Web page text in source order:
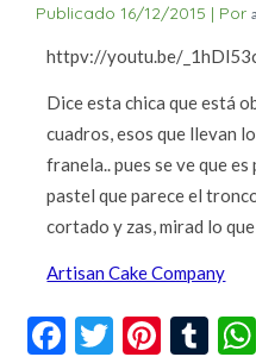
Publicado 16/12/2015 | Por
httpv://youtu.be/
Dice esta chica que está
cuadros, esos que llevan
franela.. pues se ve que
pastel que parece el
cortado y zas, mirad lo
Artisan Cake Company
Facebook
Twitter